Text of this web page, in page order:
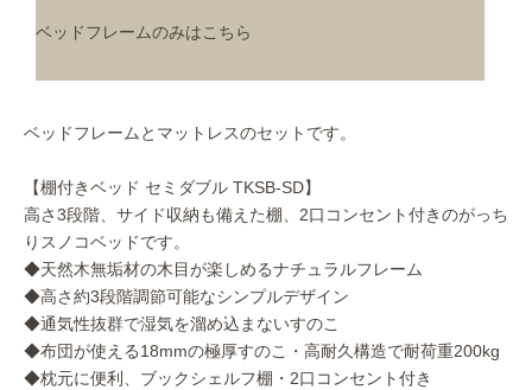
ベッドフレームのみはこちら
ベッドフレームとマットレスのセットです。
【棚付きベッド セミダブル TKSB-SD】
高さ3段階、サイド収納も備えた棚、2口コンセント付きのがっち
りスノコベッドです。
◆天然木無垢材の木目が楽しめるナチュラルフレーム
◆高さ約3段階調節可能なシンプルデザイン
◆通気性抜群で湿気を溜め込まないすのこ
◆布団が使える18mmの極厚すのこ・高耐久構造で耐荷重200kg
◆枕元に便利、ブックシェルフ棚・2口コンセント付き